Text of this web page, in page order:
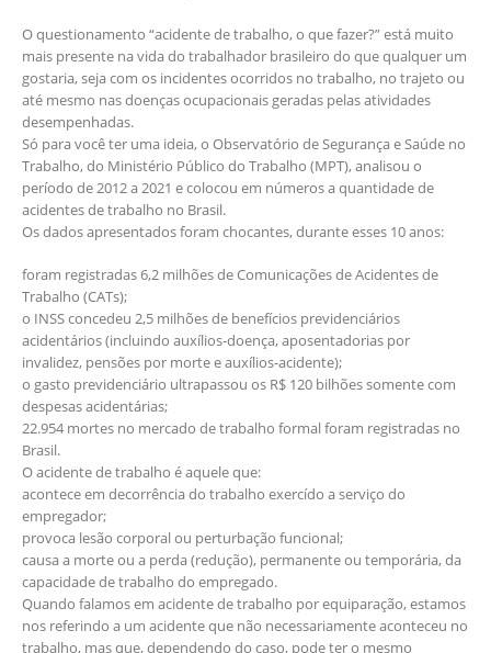
O questionamento “acidente de trabalho, o que fazer?” está muito
mais presente na vida do trabalhador brasileiro do que qualquer um
gostaria, seja com os incidentes ocorridos no trabalho, no trajeto ou
até mesmo nas doenças ocupacionais geradas pelas atividades
desempenhadas.
Só para você ter uma ideia, o Observatório de Segurança e Saúde no
Trabalho, do Ministério Público do Trabalho (MPT), analisou o
período de 2012 a 2021 e colocou em números a quantidade de
acidentes de trabalho no Brasil.
Os dados apresentados foram chocantes, durante esses 10 anos:
foram registradas 6,2 milhões de Comunicações de Acidentes de
Trabalho (CATs);
o INSS concedeu 2,5 milhões de benefícios previdenciários
acidentários (incluindo auxílios-doença, aposentadorias por
invalidez, pensões por morte e auxílios-acidente);
o gasto previdenciário ultrapassou os R$ 120 bilhões somente com
despesas acidentárias;
22.954 mortes no mercado de trabalho formal foram registradas no
Brasil.
O acidente de trabalho é aquele que:
acontece em decorrência do trabalho exercído a serviço do
empregador;
provoca lesão corporal ou perturbação funcional;
causa a morte ou a perda (redução), permanente ou temporária, da
capacidade de trabalho do empregado.
Quando falamos em acidente de trabalho por equiparação, estamos
nos referindo a um acidente que não necessariamente aconteceu no
trabalho, mas que, dependendo do caso, pode ter o mesmo